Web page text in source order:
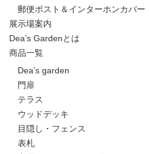
郵便ポスト＆インターホンカバー
展示場案内
Dea’s Gardenとは
商品一覧
Dea’s garden
門扉
テラス
ウッドデッキ
目隠し・フェンス
表札